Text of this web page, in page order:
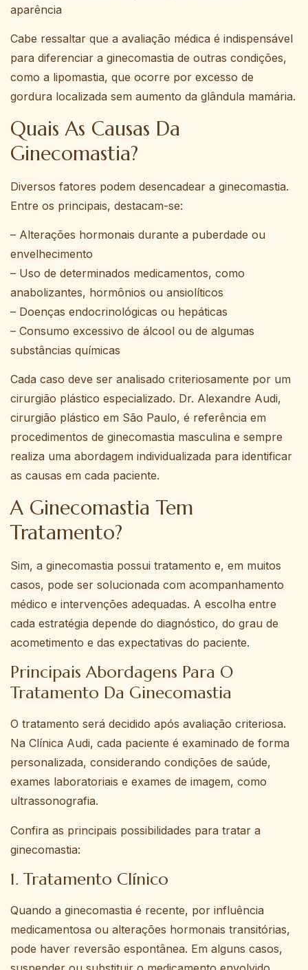
aparência
Cabe ressaltar que a avaliação médica é indispensável
para diferenciar a ginecomastia de outras condições,
como a lipomastia, que ocorre por excesso de
gordura localizada sem aumento da glândula mamária.
Quais As Causas Da
Ginecomastia?
Diversos fatores podem desencadear a ginecomastia.
Entre os principais, destacam-se:
– Alterações hormonais durante a puberdade ou
envelhecimento
– Uso de determinados medicamentos, como
anabolizantes, hormônios ou ansiolíticos
– Doenças endocrinológicas ou hepáticas
– Consumo excessivo de álcool ou de algumas
substâncias químicas
Cada caso deve ser analisado criteriosamente por um
cirurgião plástico especializado. Dr. Alexandre Audi,
cirurgião plástico em São Paulo, é referência em
procedimentos de ginecomastia masculina e sempre
realiza uma abordagem individualizada para identificar
as causas em cada paciente.
A Ginecomastia Tem
Tratamento?
Sim, a ginecomastia possui tratamento e, em muitos
casos, pode ser solucionada com acompanhamento
médico e intervenções adequadas. A escolha entre
cada estratégia depende do diagnóstico, do grau de
acometimento e das expectativas do paciente.
Principais Abordagens Para O
Tratamento Da Ginecomastia
O tratamento será decidido após avaliação criteriosa.
Na Clínica Audi, cada paciente é examinado de forma
personalizada, considerando condições de saúde,
exames laboratoriais e exames de imagem, como
ultrassonografia.
Confira as principais possibilidades para tratar a
ginecomastia:
1. Tratamento Clínico
Quando a ginecomastia é recente, por influência
medicamentosa ou alterações hormonais transitórias,
pode haver reversão espontânea. Em alguns casos,